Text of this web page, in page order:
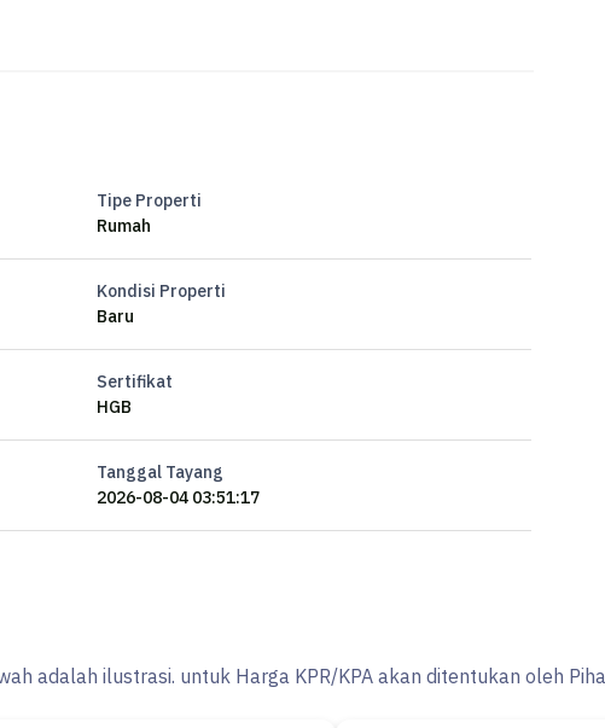
Tipe Properti
Rumah
Kondisi Properti
Baru
Sertifikat
HGB
Tanggal Tayang
2026-08-04 03:51:17
adalah ilustrasi. untuk Harga KPR/KPA akan ditentukan oleh